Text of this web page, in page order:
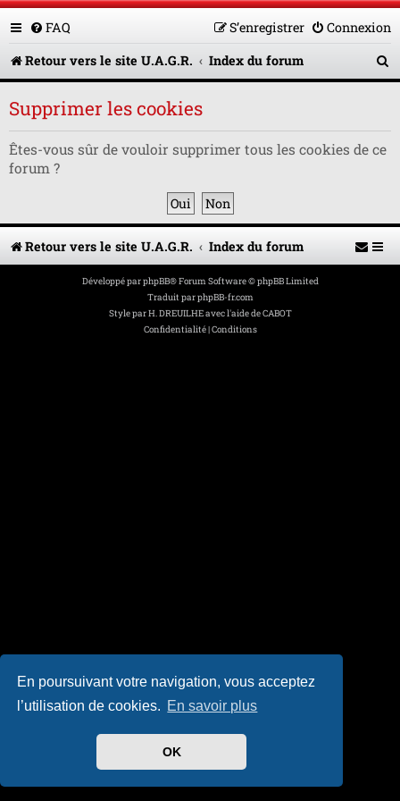
En poursuivant votre navigation, vous acceptez
l’utilisation de cookies. En savoir plus
OK
FAQ Connexion
S’enregistrer
Retour vers le site U.A.G.R.
Index du forum
e
c
Supprimer les cookies
Êtes-vous sûr de vouloir supprimer tous les cookies de ce
forum ?
Retour vers le site U.A.G.R. Index du forum
Développé parphpBB® Forum Software © phpBB Limited
Traduit parphpBB-fr.com
Style parH. DREUILHE avec l'aide de CABOT
Confidentialité|Conditions